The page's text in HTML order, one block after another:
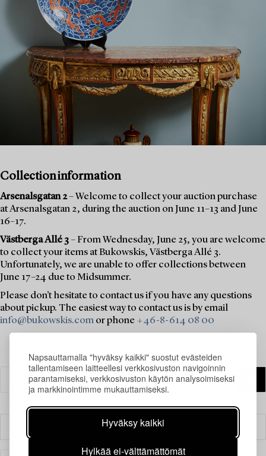
Napsauttamalla "hyväksy kaikki" suostut evästeiden
tallentamiseen laitteellesi verkkosivuston navigoinnin
parantamiseksi, verkkosivuston käytön analysoimiseksi
ja markkinointimme mukauttamiseksi.
Hyväksy kaikki
Hylkää ei-välttämättömät
Collection information
Arsenalsgatan 2– Welcome to collect your auction purchase
at Arsenalsgatan 2, during the auction on June 11–13 and June
16–17.
Västberga Allé 3– From Wednesday, June 25, you are welcome
to collect your items at Bukowskis, Västberga Allé 3.
Unfortunately, we are unable to offer collections between
June 17–24 due to Midsummer.
Please don’t hesitate to contact us if you have any questions
about pickup. The easiest way to contact us is by email
info@bukowskis.com or phone +46-8-614 08 00
Suodatin